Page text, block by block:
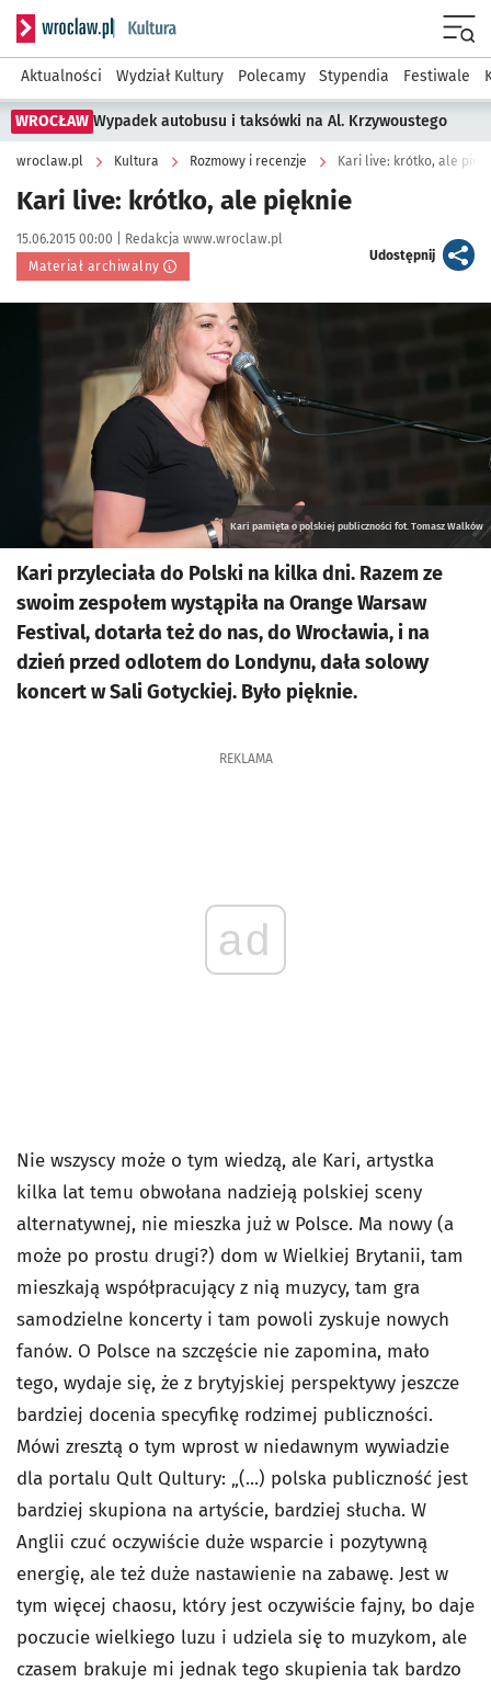
Serwis informacyjny wroclaw.pl podserwis: Kultura
Aktualności Wydział Kultury Polecamy Stypendia Festiwale
WROCŁAW Wypadek autobusu i taksówki na Al. Krzywoustego
wroclaw.pl Kultura Rozmowy i recenzje Kari live: krótko, ale
Kari live: krótko, ale pięknie
Data publikacji:
15.06.2015 00:00 | Autor:
Redakcja www.wroclaw.pl
Materiał archiwalny
Udostępnijartykuł
Kliknij, aby powiększyć
Kari pamięta o polskiej publiczności fot. Tomasz Walków
Kari przyleciała do Polski na kilka dni. Razem ze
swoim zespołem wystąpiła na Orange Warsaw
Festival, dotarła też do nas, do Wrocławia, i na
dzień przed odlotem do Londynu, dała solowy
koncert w Sali Gotyckiej. Było pięknie.
REKLAMA
ad
Nie wszyscy może o tym wiedzą, ale Kari, artystka
kilka lat temu obwołana nadzieją polskiej sceny
alternatywnej, nie mieszka już w Polsce. Ma nowy (a
może po prostu drugi?) dom w Wielkiej Brytanii, tam
mieszkają współpracujący z nią muzycy, tam gra
samodzielne koncerty i tam powoli zyskuje nowych
fanów. O Polsce na szczęście nie zapomina, mało
tego, wydaje się, że z brytyjskiej perspektywy jeszcze
bardziej docenia specyfikę rodzimej publiczności.
Mówi zresztą o tym wprost w niedawnym wywiadzie
dla portalu Qult Qultury: „(...) polska publiczność jest
bardziej skupiona na artyście, bardziej słucha. W
Anglii czuć oczywiście duże wsparcie i pozytywną
energię, ale też duże nastawienie na zabawę. Jest w
tym więcej chaosu, który jest oczywiście fajny, bo daje
poczucie wielkiego luzu i udziela się to muzykom, ale
czasem brakuje mi jednak tego skupienia tak bardzo